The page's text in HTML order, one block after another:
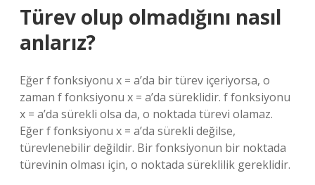
Türev olup olmadığını nasıl
anlarız?
Eğer f fonksiyonu x = a’da bir türev içeriyorsa, o
zaman f fonksiyonu x = a’da süreklidir. f fonksiyonu
x = a’da sürekli olsa da, o noktada türevi olamaz.
Eğer f fonksiyonu x = a’da sürekli değilse,
türevlenebilir değildir. Bir fonksiyonun bir noktada
türevinin olması için, o noktada süreklilik gereklidir.